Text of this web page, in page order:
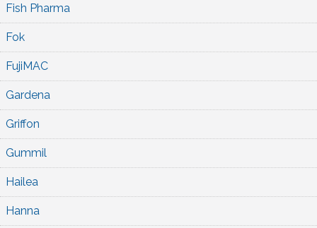
Fish Pharma
Fok
FujiMAC
Gardena
Griffon
Gummil
Hailea
Hanna